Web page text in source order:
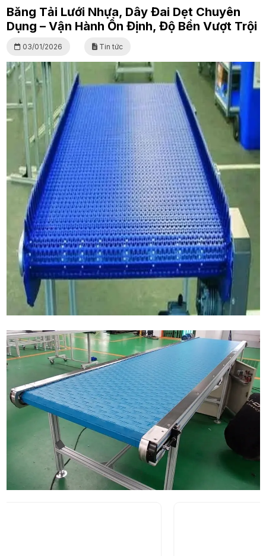
Băng Tải Lưới Nhựa, Dây Đai Dẹt Chuyên
Dụng – Vận Hành Ổn Định, Độ Bền Vượt Trội
03/01/2026 Tin tức